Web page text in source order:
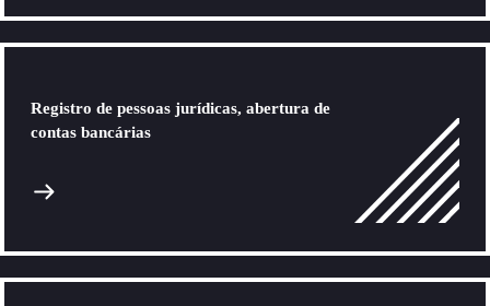
Registro de pessoas jurídicas, abertura de
contas bancárias